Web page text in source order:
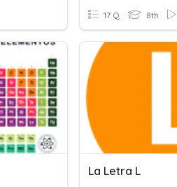
17 Q 8th
La Letra L